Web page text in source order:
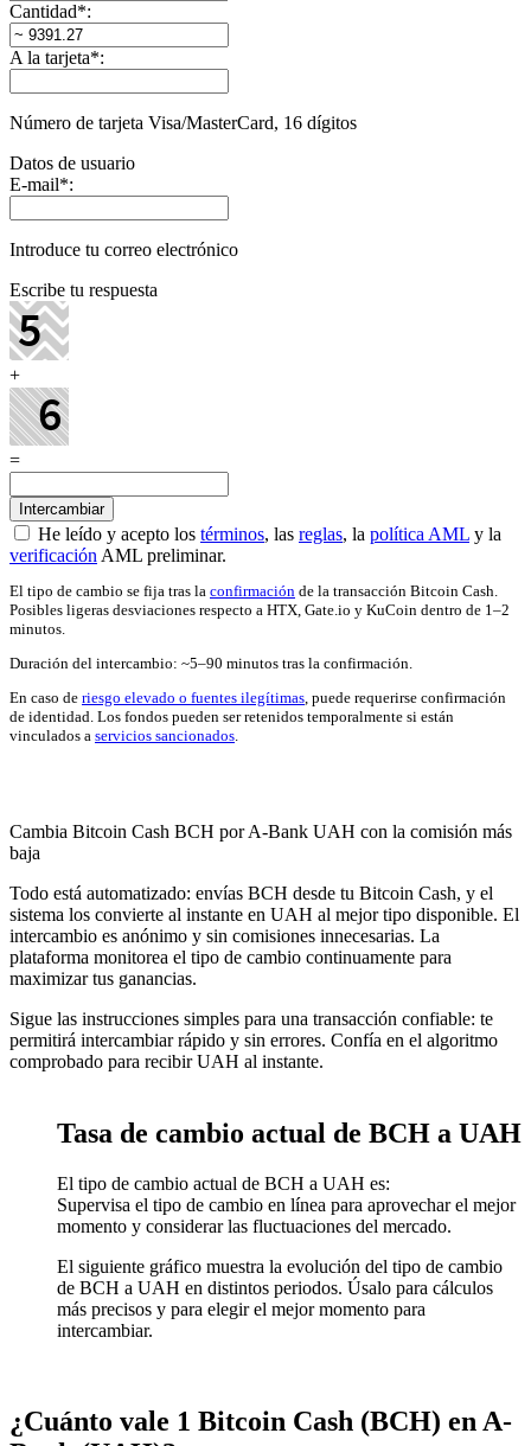
Cantidad*:
A la tarjeta*:
Número de tarjeta Visa/MasterCard, 16 dígitos
Datos de usuario
E-mail*:
Introduce tu correo electrónico
Escribe tu respuesta
+
=
He leído y acepto los términos, las reglas, la política AML y la
verificaciónAML preliminar.
El tipo de cambio se fija tras la confirmación de la transacción Bitcoin Cash.
Posibles ligeras desviaciones respecto a HTX, Gate.io y KuCoin dentro de 1–2
minutos.
Duración del intercambio: ~5–90 minutos tras la confirmación.
En caso de riesgo elevado o fuentes ilegítimas, puede requerirse confirmación
de identidad. Los fondos pueden ser retenidos temporalmente si están
vinculados a servicios sancionados.
Cambia Bitcoin Cash BCH por A-Bank UAH con la comisión más
baja
Todo está automatizado: envías BCH desde tu Bitcoin Cash, y el
sistema los convierte al instante en UAH al mejor tipo disponible. El
intercambio es anónimo y sin comisiones innecesarias. La
plataforma monitorea el tipo de cambio continuamente para
maximizar tus ganancias.
Sigue las instrucciones simples para una transacción confiable: te
permitirá intercambiar rápido y sin errores. Confía en el algoritmo
comprobado para recibir UAH al instante.
Tasa de cambio actual de BCH a UAH
El tipo de cambio actual de BCH a UAH es:
Supervisa el tipo de cambio en línea para aprovechar el mejor
momento y considerar las fluctuaciones del mercado.
El siguiente gráfico muestra la evolución del tipo de cambio
de BCH a UAH en distintos periodos. Úsalo para cálculos
más precisos y para elegir el mejor momento para
intercambiar.
¿Cuánto vale 1 Bitcoin Cash (BCH) en A-